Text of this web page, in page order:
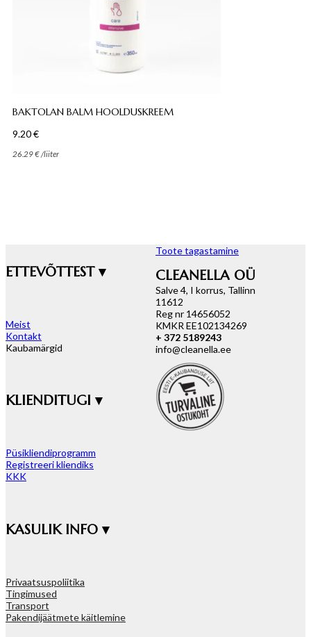
BAKTOLAN BALM HOOLDUSKREEM
9.20€
26.29€/liiter
ETTEVÕTTEST ▾
Meist
Kontakt
Kaubamärgid
KLIENDITUGI ▾
Püsikliendiprogramm
Registreeri kliendiks
KKK
KASULIK INFO ▾
Privaatsuspoliitika
Tingimused
Transport
Pakendijäätmete käitlemine
Toote tagastamine
CLEANELLA OÜ
Salve 4, I korrus, Tallinn
11612
Reg nr 14656052
KMKR EE102134269
+ 372 5189243
info@cleanella.ee